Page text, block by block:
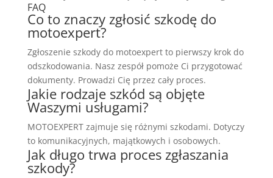
FAQ
Co to znaczy zgłosić szkodę do
motoexpert?
Zgłoszenie szkody do motoexpert to pierwszy krok do
odszkodowania. Nasz zespół pomoże Ci przygotować
dokumenty. Prowadzi Cię przez cały proces.
Jakie rodzaje szkód są objęte
Waszymi usługami?
MOTOEXPERT zajmuje się różnymi szkodami. Dotyczy
to komunikacyjnych, majątkowych i osobowych.
Jak długo trwa proces zgłaszania
szkody?